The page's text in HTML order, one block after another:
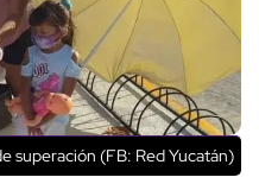
superación (FB: Red Yucatán)